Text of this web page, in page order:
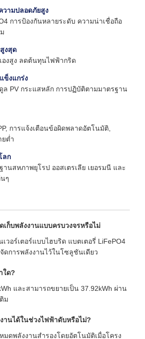
วามปลอดภัยสูง
การป้องกันหลายระดับ ความน่าเชื่อถือ
งสุด
องสูง ลดต้นทุนไฟฟ้ากริด
ข็งแกร่ง
ล PV กระแสหลัก การปฏิบัติตามมาตรฐาน
การแจ้งเตือนข้อผิดพลาดอัตโนมัติ,
ต่ำ
ลก
านสหภาพยุโรป ออสเตรเลีย เยอรมนี และ
ๆ
เก็บพลังงานแบบครบวงจรหรือไม่
วอร์เตอร์แบบไฮบริด แบตเตอรี่ LiFePO4
ดการพลังงานไว้ในโซลูชันเดียว
ใด?
และสามารถขยายเป็น 37.92kWh ผ่าน
ม
านได้ในช่วงไฟฟ้าดับหรือไม่?
ดพลังงานสำรองโดยอัตโนมัติเมื่อโครง